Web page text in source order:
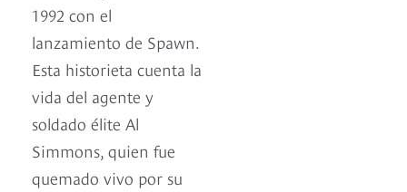
1992 con el
lanzamiento de Spawn.
Esta historieta cuenta la
vida del agente y
soldado élite Al
Simmons, quien fue
quemado vivo por su